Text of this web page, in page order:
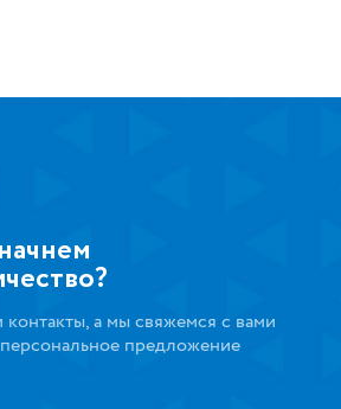
контакты, а мы свяжемся с вами
предложение